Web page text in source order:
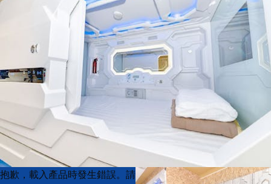
Product
Product
抱歉，載入產品時發生錯誤。請